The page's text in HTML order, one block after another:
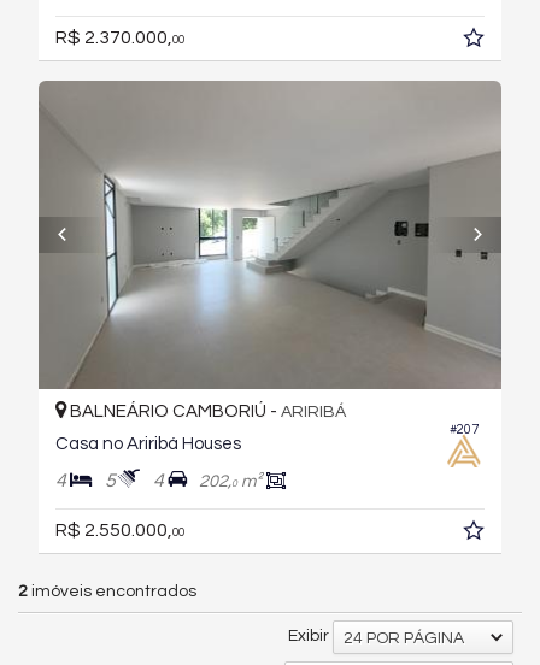
R$ 2.370.000, 00
#207
BALNEÁRIO CAMBORIÚ - ARIRIBÁ
Casa no Ariribá Houses
4 5 4 202,0m²
R$ 2.550.000,00
2 imóveis encontrados
Exibir 24 POR PÁGINA